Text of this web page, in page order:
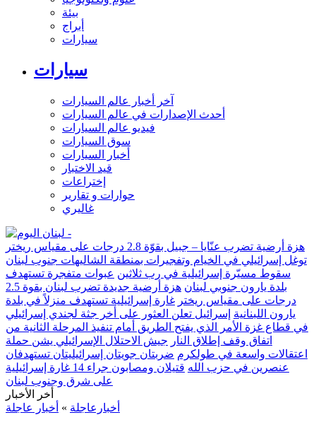
بيئة
أبراج
سيارات
سيارات
آخر أخبار عالم السيارات
أحدث الإصدارات في عالم السيارات
فيديو عالم السيارات
سوق السيارات
أخبار السيارات
قيد الاختبار
إختراعات
حوارات و تقارير
غاليري
هزة أرضية تضرب عنّايا – جبيل بقوّة 2.8 درجات على مقياس ريختر
توغل إسرائيلي في الخيام وتفجيرات بمنطقة الشاليهات جنوب لبنان
سقوط مسيّرة إسرائيلية في رب ثلاثين عبوات متفجرة تستهدف
بلدة يارون جنوبي لبنان
هزة أرضية جديدة تضرب لبنان بقوة 2.5
درجات على مقياس ريختر غارة إسرائيلية تستهدف منزلاً في بلدة
يارون اللبنانية إسرائيل تعلن العثور على أخر جثة لجندي إسرائيلي
في قطاع غزة الأمر الذي يفتح الطريق أمام تنفيذ المرحلة الثانية من
اتفاق وقف إطلاق النار جيش الاحتلال الإسرائيلي يشن حملة
اعتقالات واسعة في طولكرم ضربتان جويتان إسرائيليتان تستهدفان
عنصرين في حزب الله
قتيلان ومصابون جراء 14 غارة إسرائيلية
على شرق وجنوب لبنان
أخر الأخبار
أخبارعاجلة » أخبار عاجلة